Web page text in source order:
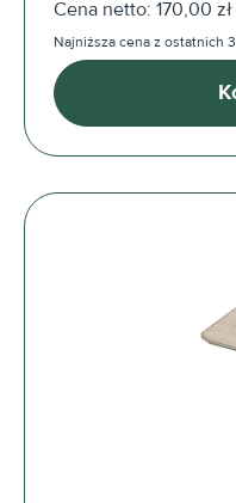
Cena netto: 170,00 zł
Najniższa cena z ostatnich